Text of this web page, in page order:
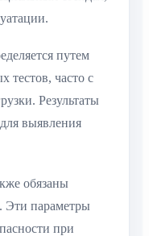
путем
тестов, часто с
Результаты
выявления
обязаны
Эти параметры
при